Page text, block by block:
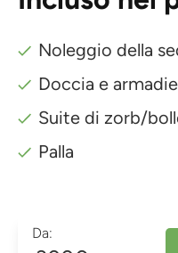
Noleggio della
Doccia e
Suite di zorb/
Palla
Da: